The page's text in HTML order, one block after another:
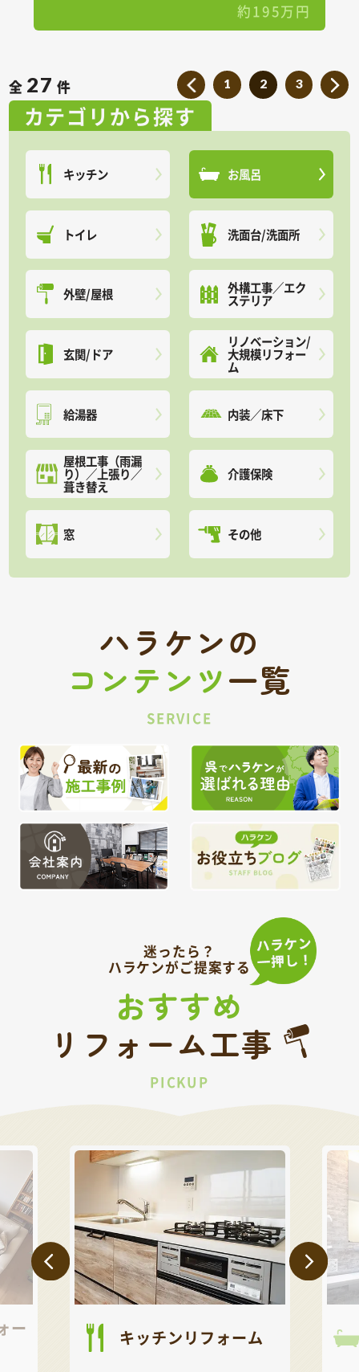
約195万円
全 27 件 1 2 3
カテゴリから探す
キッチン お風呂
トイレ 洗面台/洗面所
外壁/屋根 外構工事／エク
ステリア
玄関/ドア
リノベーション/
大規模リフォー
ム
給湯器 内装／床下
屋根工事（雨漏
り）／上張り／
葺き替え
介護保険
窓 その他
ハラケンの
コンテンツ一覧
SERVICE
迷ったら？
ハラケンがご提案する
おすすめ
リフォーム工事
PICKUP
ー キッチンリフォーム